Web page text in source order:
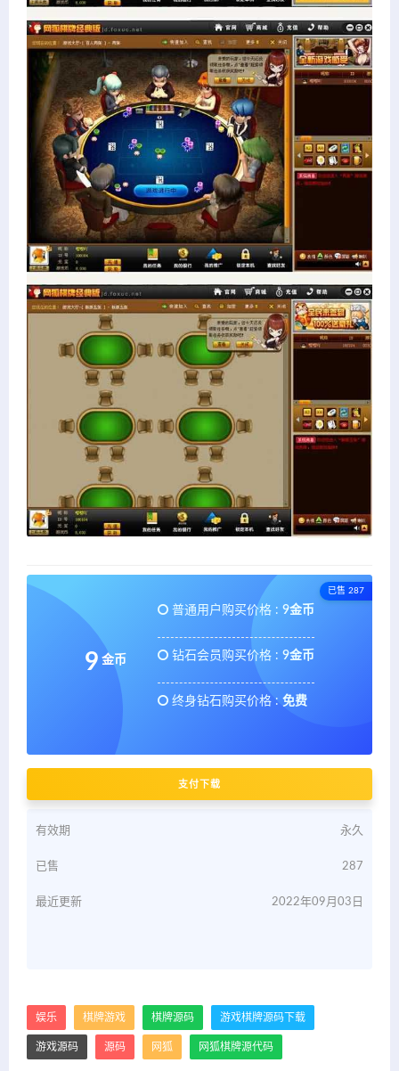
已售 287
9 金币
普通用户购买价格 : 9金币
钻石会员购买价格 : 9金币
终身钻石购买价格 : 免费
支付下载
有效期 永久
已售 287
最近更新 2022年09月03日
娱乐 棋牌游戏 棋牌源码 游戏棋牌源码下载
游戏源码 源码 网狐 网狐棋牌源代码